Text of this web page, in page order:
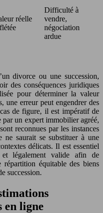
réelle
Difficulté à
vendre,
négociation
ardue
divorce ou une succession,
des conséquences juridiques
pour déterminer la valeur
une erreur peut engendrer des
de figure, il est impératif de
un expert immobilier agréé,
reconnues par les instances
ne saurait se substituer à une
délicats. Il est essentiel
et légalement valide afin de
équitable des biens
succession.
en ligne